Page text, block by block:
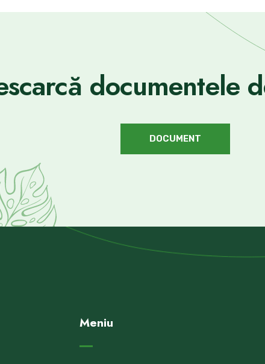
documentele
DOCUMENT
Meniu